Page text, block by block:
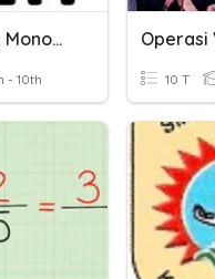
Monomial By Monomial
- 10th
Operasi
10 T